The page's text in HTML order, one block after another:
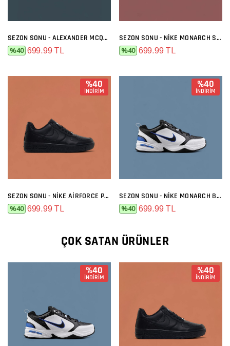
SEZON SONU - ALEXANDER MCQUEEN SIYAH BEYAZ
%40 699.99 TL
SEZON SONU - NIKE MONARCH SIYAH BEYAZ
%40 699.99 TL
%40
İNDİRİM
SEZON SONU - NIKE AIRFORCE PREMIUM SIYAH
%40 699.99 TL
%40
İNDİRİM
SEZON SONU - NIKE MONARCH BEYAZ LACI
%40 699.99 TL
ÇOK SATAN ÜRÜNLER
%40
İNDİRİM
%40
İNDİRİM